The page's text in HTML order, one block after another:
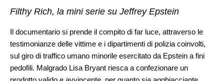
Filthy Rich, la mini serie su Jeffrey Epstein
Il documentario si prende il compito di far luce, attraverso le
testimonianze delle vittime e i dipartimenti di polizia coinvolti,
sul giro di traffico umano minorile esercitato da Epstein a fini
pedofili. Malgrado Lisa Bryant riesca a confezionare un